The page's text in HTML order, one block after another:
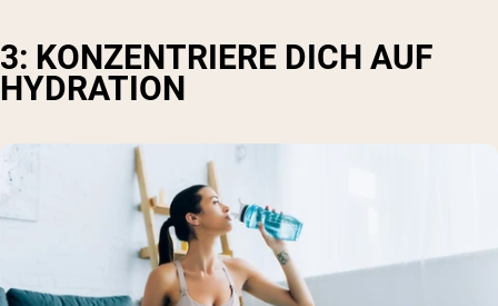
3: KONZENTRIERE DICH AUF
HYDRATION